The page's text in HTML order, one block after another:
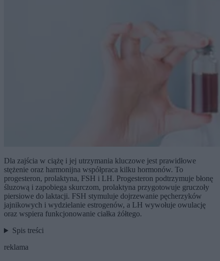
Dla zajścia w ciążę i jej utrzymania kluczowe jest prawidłowe
stężenie oraz harmonijna współpraca kilku hormonów. To
progesteron, prolaktyna, FSH i LH. Progesteron podtrzymuje błonę
śluzową i zapobiega skurczom, prolaktyna przygotowuje gruczoły
piersiowe do laktacji. FSH stymuluje dojrzewanie pęcherzyków
jajnikowych i wydzielanie estrogenów, a LH wywołuje owulację
oraz wspiera funkcjonowanie ciałka żółtego.
Spis treści
reklama